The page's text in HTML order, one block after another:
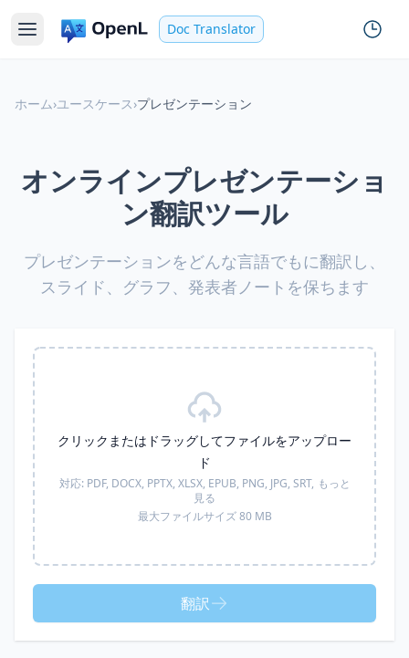
Doc Translator
ホーム›ユースケース›プレゼンテーション
オンラインプレゼンテーショ
ン翻訳ツール
プレゼンテーションをどんな言語でもに翻訳し、
スライド、グラフ、発表者ノートを保ちます
クリックまたはドラッグしてファイルをアップロー
ド
対応: PDF, DOCX, PPTX, XLSX, EPUB, PNG, JPG, SRT, もっと
見る
最大ファイルサイズ 80 MB
翻訳